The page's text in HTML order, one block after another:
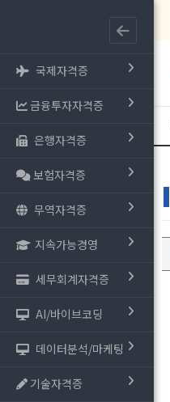
국제자격증
금융투자자격증
은행자격증
보험자격증
무역자격증
지속가능경영
세무회계자격증
AI/바이브코딩
데이터분석/마케팅
기술자격증